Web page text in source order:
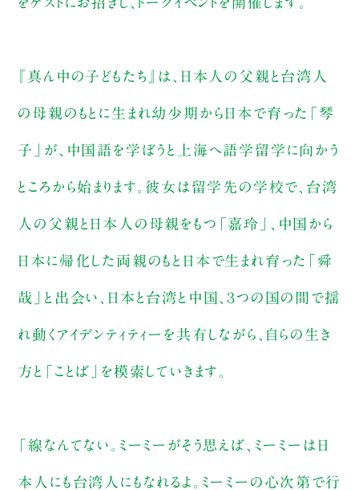
『真ん中の子どもたち』は、日本人の父親と台湾人
の母親のもとに生まれ幼少期から日本で育った「琴
子」が、中国語を学ぼうと上海へ語学留学に向かう
ところから始まります。彼女は留学先の学校で、台湾
人の父親と日本人の母親をもつ「嘉玲」、中国から
日本に帰化した両親のもと日本で生まれ育った「舜
哉」と出会い、日本と台湾と中国、３つの国の間で揺
れ動くアイデンティティーを共有しながら、自らの生き
方と「ことば」を模索していきます。
「線なんてない。ミーミーがそう思えば、ミーミーは日
本人にも台湾人にもなれるよ。ミーミーの心次第で行